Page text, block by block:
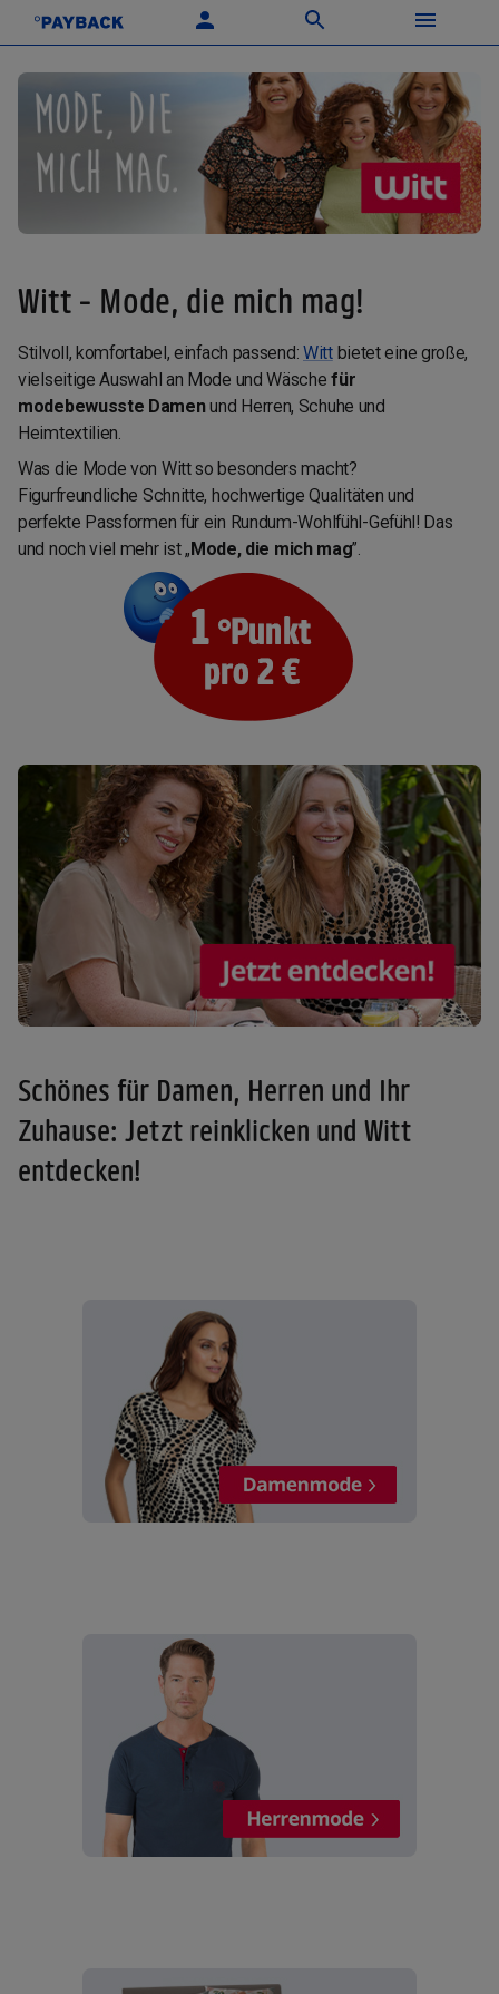
Witt - Mode, die mich mag!
Stilvoll, komfortabel, einfach passend: Wittbietet eine große,
vielseitige Auswahl an Mode und Wäschefür
modebewusste Damenund Herren, Schuhe und
Heimtextilien.
Was die Mode von Witt so besonders macht?
Figurfreundliche Schnitte, hochwertige Qualitäten und
perfekte Passformen für ein Rundum-Wohlfühl-Gefühl! Das
und noch viel mehr ist „Mode, die mich mag”.
Schönes für Damen, Herren und Ihr
Zuhause: Jetzt reinklicken und Witt
entdecken!